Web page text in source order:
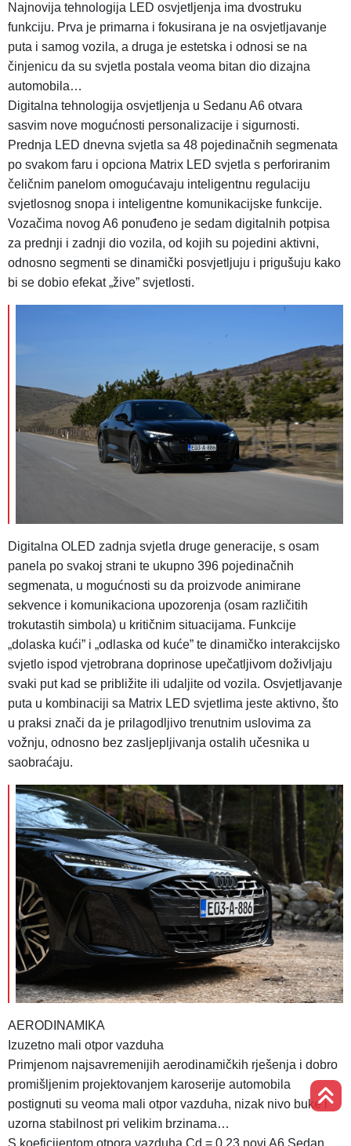
Najnovija tehnologija LED osvjetljenja ima dvostruku
funkciju. Prva je primarna i fokusirana je na osvjetljavanje
puta i samog vozila, a druga je estetska i odnosi se na
činjenicu da su svjetla postala veoma bitan dio dizajna
automobila…
Digitalna tehnologija osvjetljenja u Sedanu A6 otvara
sasvim nove mogućnosti personalizacije i sigurnosti.
Prednja LED dnevna svjetla sa 48 pojedinačnih segmenata
po svakom faru i opciona Matrix LED svjetla s perforiranim
čeličnim panelom omogućavaju inteligentnu regulaciju
svjetlosnog snopa i inteligentne komunikacijske funkcije.
Vozačima novog A6 ponuđeno je sedam digitalnih potpisa
za prednji i zadnji dio vozila, od kojih su pojedini aktivni,
odnosno segmenti se dinamički posvjetljuju i prigušuju kako
bi se dobio efekat „žive” svjetlosti.
Digitalna OLED zadnja svjetla druge generacije, s osam
panela po svakoj strani te ukupno 396 pojedinačnih
segmenata, u mogućnosti su da proizvode animirane
sekvence i komunikaciona upozorenja (osam različitih
trokutastih simbola) u kritičnim situacijama. Funkcije
„dolaska kući” i „odlaska od kuće” te dinamičko interakcijsko
svjetlo ispod vjetrobrana doprinose upečatljivom doživljaju
svaki put kad se približite ili udaljite od vozila. Osvjetljavanje
puta u kombinaciji sa Matrix LED svjetlima jeste aktivno, što
u praksi znači da je prilagodljivo trenutnim uslovima za
vožnju, odnosno bez zasljepljivanja ostalih učesnika u
saobraćaju.
AERODINAMIKA
Izuzetno mali otpor vazduha
Primjenom najsavremenijih aerodinamičkih rješenja i dobro
promišljenim projektovanjem karoserije automobila
postignuti su veoma mali otpor vazduha, nizak nivo buke i
uzorna stabilnost pri velikim brzinama…